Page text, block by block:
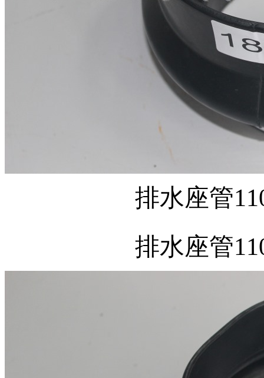
排水座管
排水座管